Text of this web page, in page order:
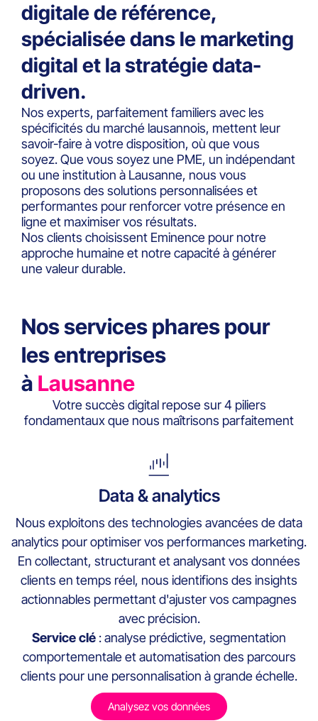
digitale de référence,
spécialisée dans le marketing
digital et la stratégie data-
driven.
Nos experts, parfaitement familiers avec les
spécificités du marché lausannois, mettent leur
savoir-faire à votre disposition, où que vous
soyez. Que vous soyez une PME, un indépendant
ou une institution à Lausanne, nous vous
proposons des solutions personnalisées et
performantes pour renforcer votre présence en
ligne et maximiser vos résultats.
Nos clients choisissent Eminence pour notre
approche humaine et notre capacité à générer
une valeur durable.
Nos services phares pour
les entreprises
à Lausanne
Votre succès digital repose sur 4 piliers
fondamentaux que nous maîtrisons parfaitement
Data & analytics
Nous exploitons des technologies avancées de data
analytics pour optimiser vos performances marketing.
En collectant, structurant et analysant vos données
clients en temps réel, nous identifions des insights
actionnables permettant d'ajuster vos campagnes
avec précision.
Service clé : analyse prédictive, segmentation
comportementale et automatisation des parcours
clients pour une personnalisation à grande échelle.
Analysez vos données